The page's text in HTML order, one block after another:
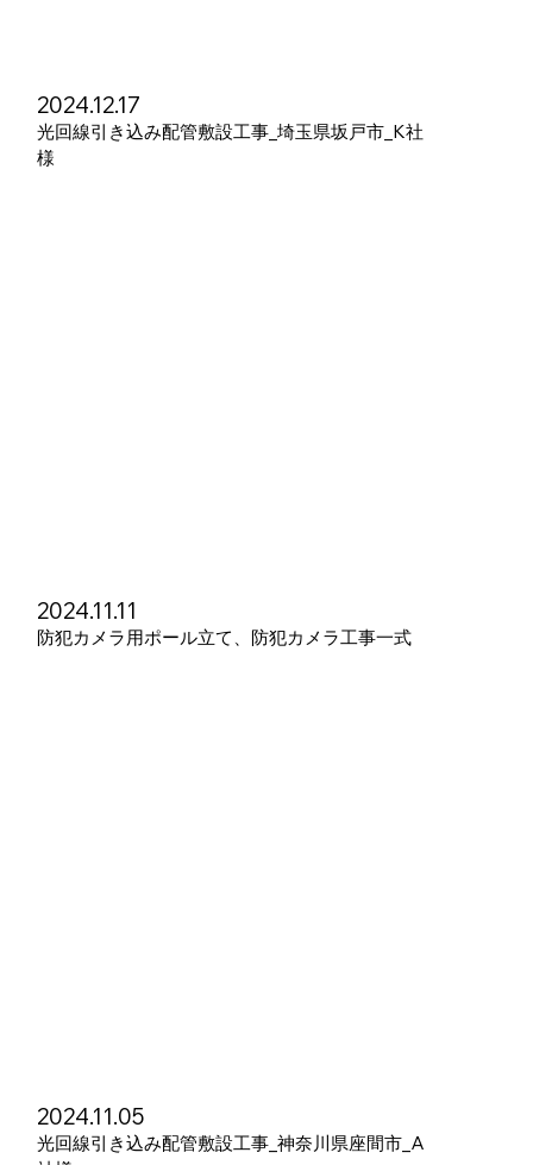
2024.12.17
光回線引き込み配管敷設工事_埼玉県坂戸市_K社
様
2024.11.11
防犯カメラ用ポール立て、防犯カメラ工事一式
2024.11.05
光回線引き込み配管敷設工事_神奈川県座間市_A